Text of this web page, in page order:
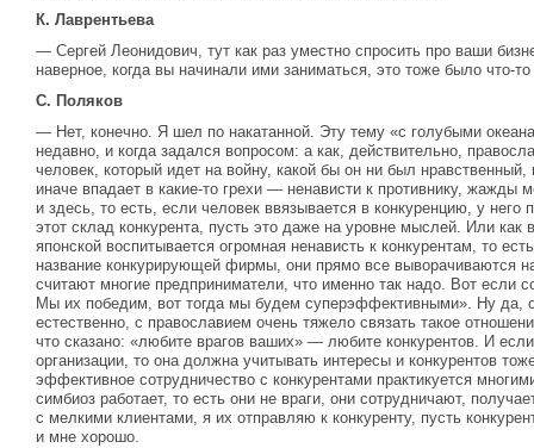
К. Лаврентьева
— Сергей Леонидович, тут как раз уместно спросить про ваши
наверное, когда вы начинали ими заниматься, это тоже было что-то
С. Поляков
— Нет, конечно. Я шел по накатанной. Эту тему «с голубыми
недавно, и когда задался вопросом: а как, действительно,
человек, который идет на войну, какой бы он ни был
иначе впадает в какие-то грехи — ненависти к противнику, жажды
и здесь, то есть, если человек ввязывается в конкуренцию, у
этот склад конкурента, пусть это даже на уровне мыслей. Или
японской воспитывается огромная ненависть к конкурентам, то
название конкурирующей фирмы, они прямо все выворачиваются
считают многие предприниматели, что именно так надо. Вот если
Мы их победим, вот тогда мы будем суперэффективными». Ну да,
естественно, с православием очень тяжело связать такое
что сказано: «любите врагов ваших» — любите конкурентов. И
организации, то она должна учитывать интересы и конкурентов
эффективное сотрудничество с конкурентами практикуется
симбиоз работает, то есть они не враги, они сотрудничают,
с мелкими клиентами, я их отправляю к конкуренту, пусть
и мне хорошо.